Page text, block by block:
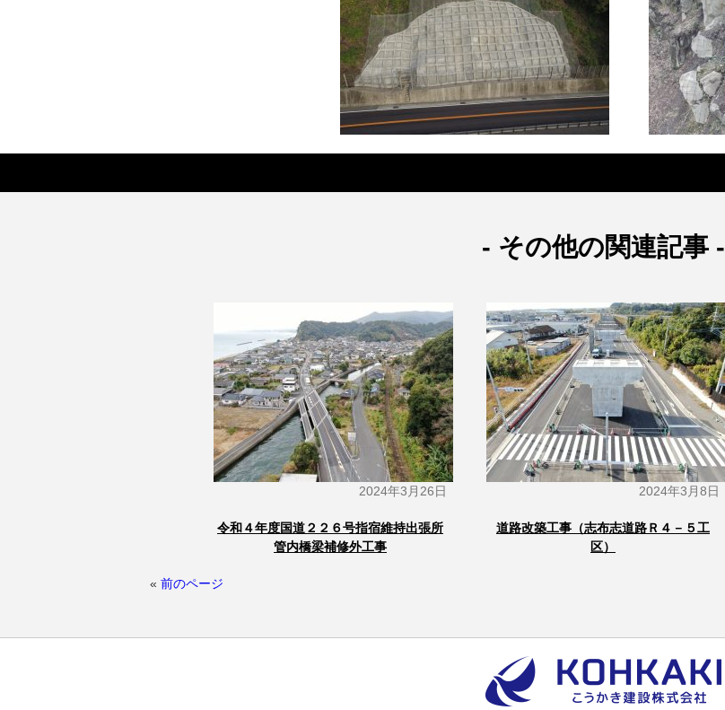
- その他の関連記事 -
2024年3月26日
令和４年度国道２２６号指宿維持出張所
管内橋梁補修外工事
2024年3月8日
道路改築工事（志布志道路Ｒ４－５工
区）
« 前のページ